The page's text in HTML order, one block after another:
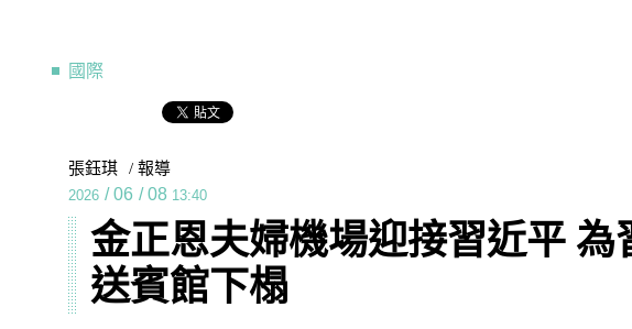
國際
張鈺琪 / 報導
2026 / 06 / 08 13:40
金正恩夫婦機場迎接習近平
送賓館下榻